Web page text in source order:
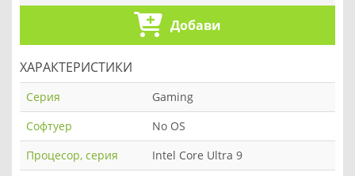
Добави
ХАРАКТЕРИСТИКИ
Серия
Gaming
Софтуер
No OS
Процесор, серия
Intel Core Ultra 9